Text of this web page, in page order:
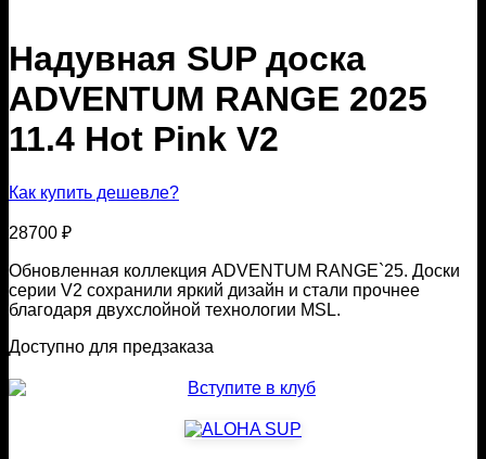
Надувная SUP доска
ADVENTUM RANGE 2025
11.4 Hot Pink V2
Как купить дешевле?
28700 ₽
Обновленная коллекция ADVENTUM RANGE`25. Доски
серии V2 сохранили яркий дизайн и стали прочнее
благодаря двухслойной технологии MSL.
Доступно для предзаказа